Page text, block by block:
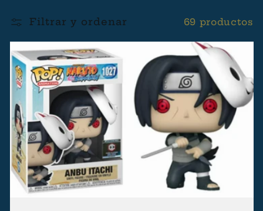
e
c
c
i
ó
n
:
Filtrar y ordenar 69 productos